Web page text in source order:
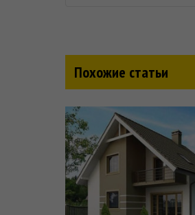
Похожие статьи